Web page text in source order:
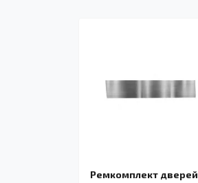
Ремкомплект дверей